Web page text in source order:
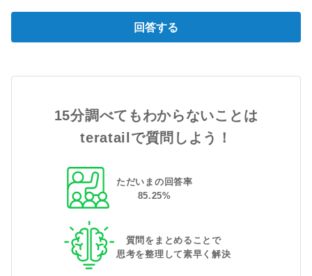
回答する
15分調べてもわからないことは
teratailで質問しよう！
ただいまの回答率
85.25%
質問をまとめることで
思考を整理して素早く解決